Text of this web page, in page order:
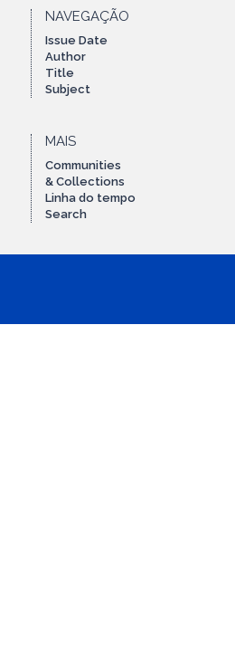
NAVEGAÇÃO
Issue Date
Author
Title
Subject
MAIS
Communities
& Collections
Linha do tempo
Search